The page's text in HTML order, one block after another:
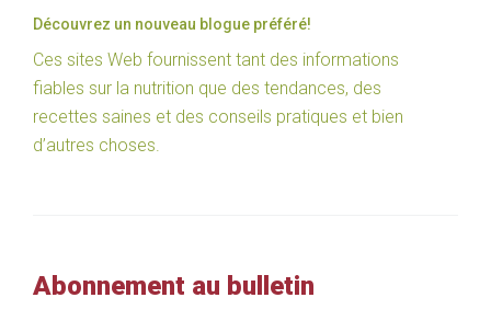
Découvrez un nouveau blogue préféré!
Ces sites Web fournissent tant des informations
fiables sur la nutrition que des tendances, des
recettes saines et des conseils pratiques et bien
d’autres choses.
Abonnement au bulletin